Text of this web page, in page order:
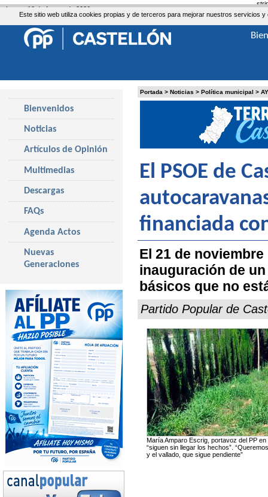
Este sitio web utiliza cookies propias y de terceros para mejorar nuestros servicios
Portada > Noticias > Política municipal >
El PSOE de
financiada
El 21 de
inauguración de
básicos que no
Partido Popular de
María Amparo Escrig, portavoz del PP
“siguen sin llegar los hechos”.
y el vallado, que sigue pendiente”
Bienvenidos
Noticias
Artículos de Opinión
Multimedias
Descargas
FAQs
Agenda Actos
Nuevas
Generaciones
Lunes, 10 de Agosto de 2026